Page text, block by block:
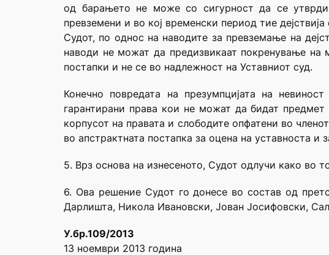
од барањето не може со сигурност да се утврди
превземени и во кој временски период тие
Судот, по однос на наводите за превземање на
наводи не можат да предизвикаат покренување на
постапки и не се во надлежност на Уставниот суд.
Конечно повредата на презумпцијата на
гарантирани права кои не можат да бидат
корпусот на правата и слободите опфатени во
во апстрактната постапка за оцена на уставноста и
5. Врз основа на изнесеното, Судот одлучи како во
6. Ова решение Судот го донесе во состав од
Дарлишта, Никола Ивановски, Јован Јосифовски,
У.бр.109/2013
13 ноември 2013 година